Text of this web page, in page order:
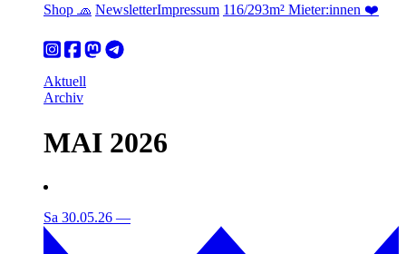
Shop 🧢 NewsletterImpressum 116/293m² Mieter:innen ❤️
Aktuell
Archiv
MAI 2026
Sa 30.05.26 —